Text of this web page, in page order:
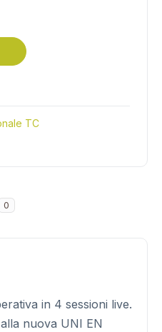
TC
0
in 4 sessioni live.
nuova UNI EN